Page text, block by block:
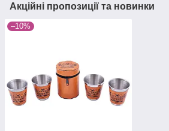
Акційні пропозиції та новинки
–10%